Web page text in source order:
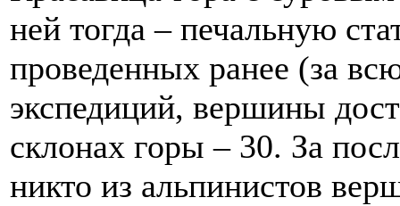
ней тогда – печальную
проведенных ранее (за
экспедиций, вершины
склонах горы – 30. За
никто из альпинистов